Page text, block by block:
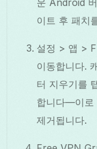
이트 후 패치
설정 > 앱 >
이동합니다.
터 지우기를
합니다—이로
제거됩니다.